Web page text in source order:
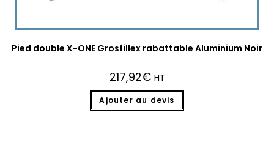
Pied double X-ONE Grosfillex rabattable Aluminium Noir
217,92€ HT
Ajouter au devis